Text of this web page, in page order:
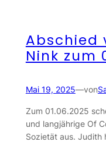
Abschied
Nink zum
Mai 19, 2025—von
Zum 01.06.2025
und langjährige Of
Sozietät aus. Judith